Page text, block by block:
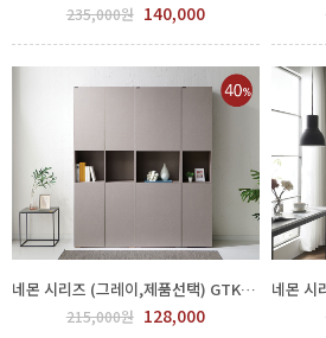
235,000원 140,000
네몬 시리즈 (그레이,제품선택) GTK1023-004
215,000원 128,000